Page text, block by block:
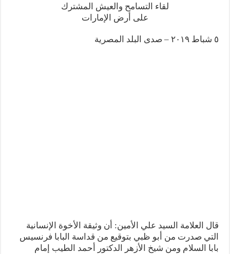
لقاء التسامح والعيش المشترك
على أرض الإمارات
٥ شباط ٢٠١٩ – صدى البلد المصرية
قال العلامة السيد علي الأمين: أن وثيقة الأخوة الإنسانية
التي صدرت من أبو ظبي بتوقيع من قداسة البابا فرنسيس
بابا السلام ومن شيخ الأزهر الدكتور أحمد الطيب إمام